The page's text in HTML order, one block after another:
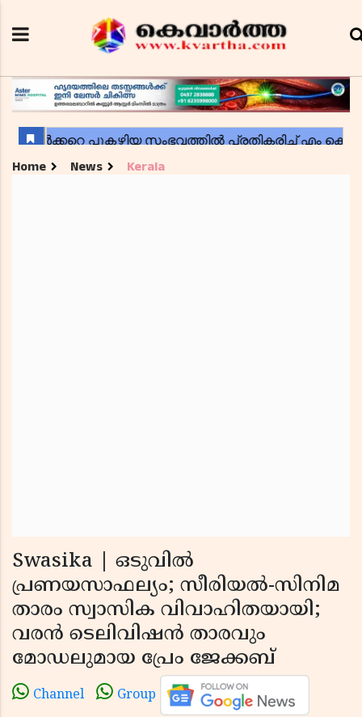
Home News Kerala
Swasika | ഒടുവില്‍
പ്രണയസാഫല്യം; സീരിയല്‍-സിനിമ
താരം സ്വാസിക വിവാഹിതയായി;
വരന്‍ ടെലിവിഷന്‍ താരവും
മോഡലുമായ പ്രേം ജേക്കബ്
Channel Group